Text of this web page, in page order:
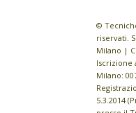
©
riservati.
Milano |
Iscrizione
Milano:
5.3.2014